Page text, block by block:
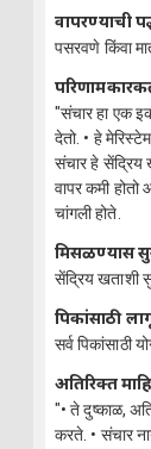
वापरण्याची
पसरवणे किंवा
"संचार हा एक
देतो. • हे
संचार हे सेंद्रिय
वापर कमी
चांगली होते.
मिसळण्यास
सेंद्रिय खताशी
पिकांसाठी
सर्व पिकांसाठी
अतिरिक्त
"• ते दुष्काळ,
करते. • संचार